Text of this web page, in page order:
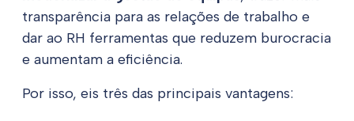
transparência para as relações de trabalho e
dar ao RH ferramentas que reduzem burocracia
e aumentam a eficiência.
Por isso, eis três das principais vantagens: